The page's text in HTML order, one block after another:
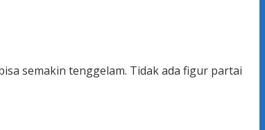
semakin tenggelam. Tidak ada figur partai